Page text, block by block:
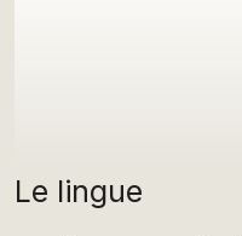
Le lingue